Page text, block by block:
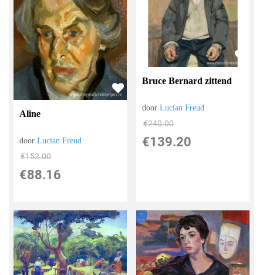
Aline
doorLucian Freud
€152.00
€88.16
Bruce Bernard zittend
doorLucian Freud
€240.00
€139.20